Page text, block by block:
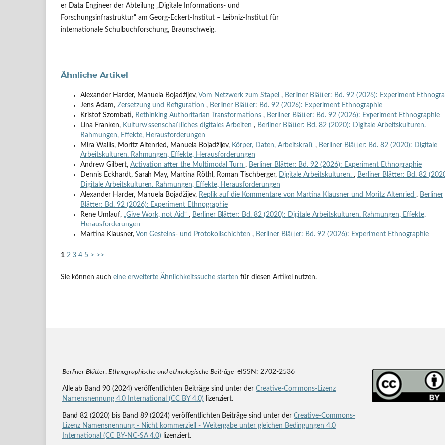
er Data Engineer der Abteilung „Digitale Informations- und
Forschungsinfrastruktur“ am Georg-Eckert-Institut – Leibniz-Institut für
internationale Schulbuchforschung, Braunschweig.
Ähnliche Artikel
Alexander Harder, Manuela Bojadžijev, Vom Netzwerk zum Stapel , Berliner Blätter: Bd. 92 (2026): Experiment
Jens Adam, Zersetzung und Refiguration , Berliner Blätter: Bd. 92 (2026): Experiment Ethnographie
Kristof Szombati, Rethinking Authoritarian Transformations , Berliner Blätter: Bd. 92 (2026): Experiment Ethnographie
Lina Franken, Kulturwissenschaftliches digitales Arbeiten , Berliner Blätter: Bd. 82 (2020): Digitale Arbeitskulturen.
Rahmungen, Effekte, Herausforderungen
Mira Wallis, Moritz Altenried, Manuela Bojadžijev, Körper, Daten, Arbeitskraft , Berliner Blätter: Bd. 82 (2020): Digitale
Arbeitskulturen. Rahmungen, Effekte, Herausforderungen
Andrew Gilbert, Activation after the Multimodal Turn , Berliner Blätter: Bd. 92 (2026): Experiment Ethnographie
Dennis Eckhardt, Sarah May, Martina Röthl, Roman Tischberger, Digitale Arbeitskulturen. , Berliner Blätter: Bd. 82
Digitale Arbeitskulturen. Rahmungen, Effekte, Herausforderungen
Alexander Harder, Manuela Bojadžijev, Replik auf die Kommentare von Martina Klausner und Moritz Altenried , Berliner
Blätter: Bd. 92 (2026): Experiment Ethnographie
Rene Umlauf, „Give Work, not Aid“ , Berliner Blätter: Bd. 82 (2020): Digitale Arbeitskulturen. Rahmungen, Effekte,
Herausforderungen
Martina Klausner, Von Gesteins- und Protokollschichten , Berliner Blätter: Bd. 92 (2026): Experiment Ethnographie
1 2 3 4 5 > >>
Sie können auch eine erweiterte Ähnlichkeitssuche starten für diesen Artikel nutzen.
Berliner Blätter. Ethnographische und ethnologische Beiträge eISSN: 2702-2536
Alle ab Band 90 (2024) veröffentlichten Beiträge sind unter der Creative-Commons-Lizenz
Namensnennung 4.0 International (CC BY 4.0) lizenziert.
Band 82 (2020) bis Band 89 (2024) veröffentlichten Beiträge sind unter der Creative-Commons-
Lizenz Namensnennung - Nicht kommerziell - Weitergabe unter gleichen Bedingungen 4.0
International (CC BY-NC-SA 4.0) lizenziert.